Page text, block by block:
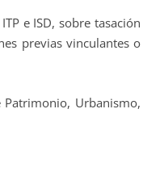
ISD, sobre tasación
previas vinculantes o
Urbanismo,